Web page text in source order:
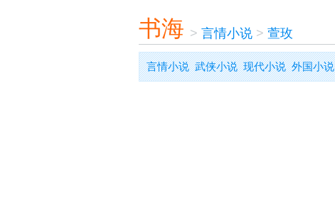
书海 > 言情小说> 萱玫
言情小说 武侠小说 现代小说 外国小说